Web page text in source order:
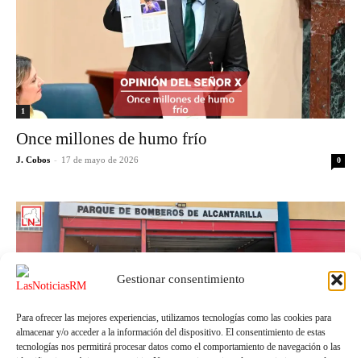
Gestionar consentimiento
Para ofrecer las mejores experiencias, utilizamos tecnologías como las cookies para
almacenar y/o acceder a la información del dispositivo. El consentimiento de estas
tecnologías nos permitirá procesar datos como el comportamiento de navegación o las
1
Once millones de humo frío
J. Cobos - 17 de mayo de 2026 0